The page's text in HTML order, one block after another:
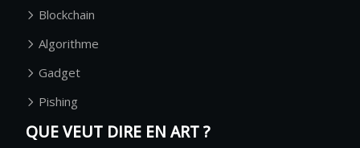
Blockchain
Algorithme
Gadget
Pishing
QUE VEUT DIRE EN ART ?